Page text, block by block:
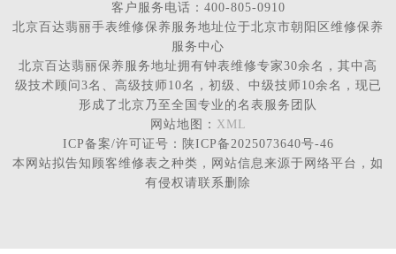
客户服务电话：400-805-0910
北京百达翡丽手表维修保养服务地址位于北京市朝阳区维修保养
服务中心
北京百达翡丽保养服务地址拥有钟表维修专家30余名，其中高
级技术顾问3名、高级技师10名，初级、中级技师10余名，现已
形成了北京乃至全国专业的名表服务团队
网站地图： XML
ICP备案/许可证号：陕ICP备2025073640号-46
本网站拟告知顾客维修表之种类，网站信息来源于网络平台，如
有侵权请联系删除